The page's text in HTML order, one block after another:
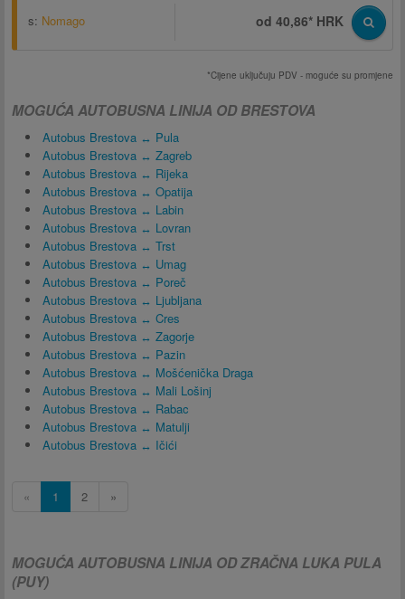
s: Nomago od 40,86* HRK
*Cijene uključuju PDV - moguće su promjene
MOGUĆA AUTOBUSNA LINIJA OD BRESTOVA
Autobus Brestova ↔ Pula
Autobus Brestova ↔ Zagreb
Autobus Brestova ↔ Rijeka
Autobus Brestova ↔ Opatija
Autobus Brestova ↔ Labin
Autobus Brestova ↔ Lovran
Autobus Brestova ↔ Trst
Autobus Brestova ↔ Umag
Autobus Brestova ↔ Poreč
Autobus Brestova ↔ Ljubljana
Autobus Brestova ↔ Cres
Autobus Brestova ↔ Zagorje
Autobus Brestova ↔ Pazin
Autobus Brestova ↔ Mošćenička Draga
Autobus Brestova ↔ Mali Lošinj
Autobus Brestova ↔ Rabac
Autobus Brestova ↔ Matulji
Autobus Brestova ↔ Ičići
« 1 2 »
MOGUĆA AUTOBUSNA LINIJA OD ZRAČNA LUKA PULA
(PUY)